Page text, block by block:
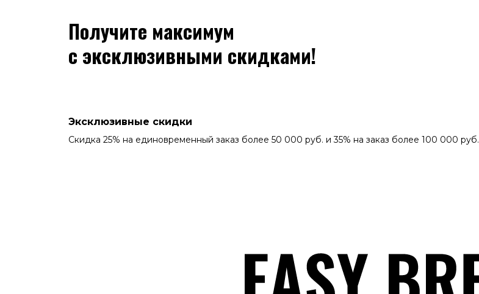
Получите максимум
с эксклюзивными скидками!
Эксклюзивные скидки
Скидка 25% на единовременный заказ более 50 000 руб. и 35% на заказ более 100 000 руб.